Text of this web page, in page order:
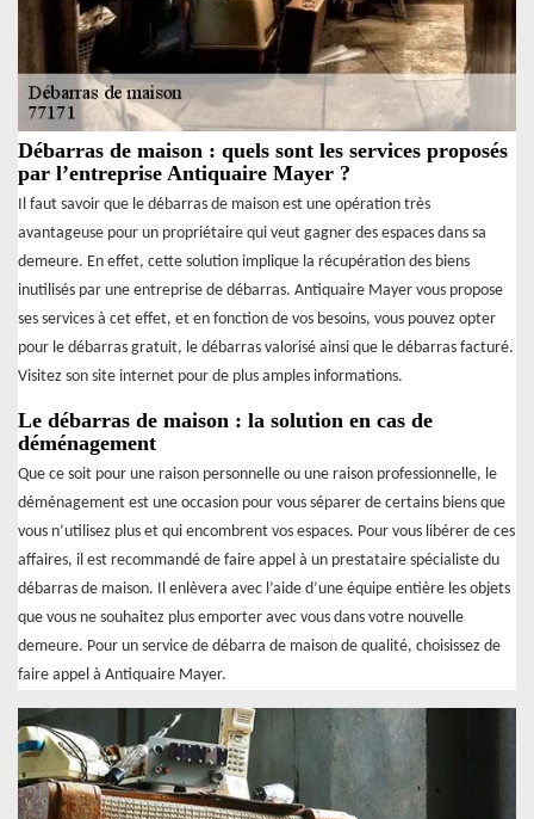
Débarras de maison : quels sont les services proposés
par l’entreprise Antiquaire Mayer ?
Il faut savoir que le débarras de maison est une opération très
avantageuse pour un propriétaire qui veut gagner des espaces dans sa
demeure. En effet, cette solution implique la récupération des biens
inutilisés par une entreprise de débarras. Antiquaire Mayer vous propose
ses services à cet effet, et en fonction de vos besoins, vous pouvez opter
pour le débarras gratuit, le débarras valorisé ainsi que le débarras facturé.
Visitez son site internet pour de plus amples informations.
Le débarras de maison : la solution en cas de
déménagement
Que ce soit pour une raison personnelle ou une raison professionnelle, le
déménagement est une occasion pour vous séparer de certains biens que
vous n’utilisez plus et qui encombrent vos espaces. Pour vous libérer de ces
affaires, il est recommandé de faire appel à un prestataire spécialiste du
débarras de maison. Il enlèvera avec l’aide d’une équipe entière les objets
que vous ne souhaitez plus emporter avec vous dans votre nouvelle
demeure. Pour un service de débarra de maison de qualité, choisissez de
faire appel à Antiquaire Mayer.